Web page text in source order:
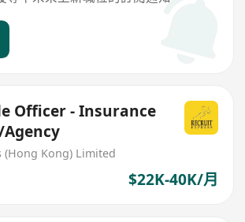
Officer - Insurance
(Hong Kong) Limited
$22K-40K/月